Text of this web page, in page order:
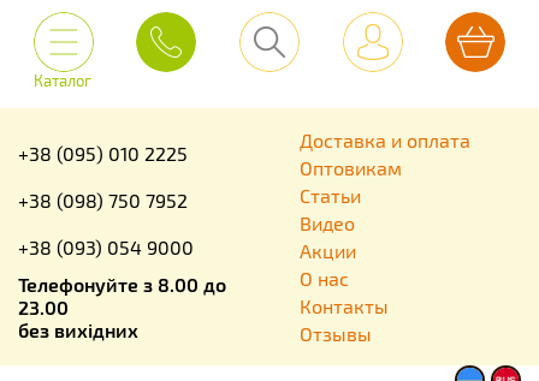
Каталог
+38 (095) 010 2225
+38 (098) 750 7952
+38 (093) 054 9000
Телефонуйте з 8.00 до
23.00
без вихідних
Доставка и оплата
Оптовикам
Статьи
Видео
Акции
О нас
Контакты
Отзывы